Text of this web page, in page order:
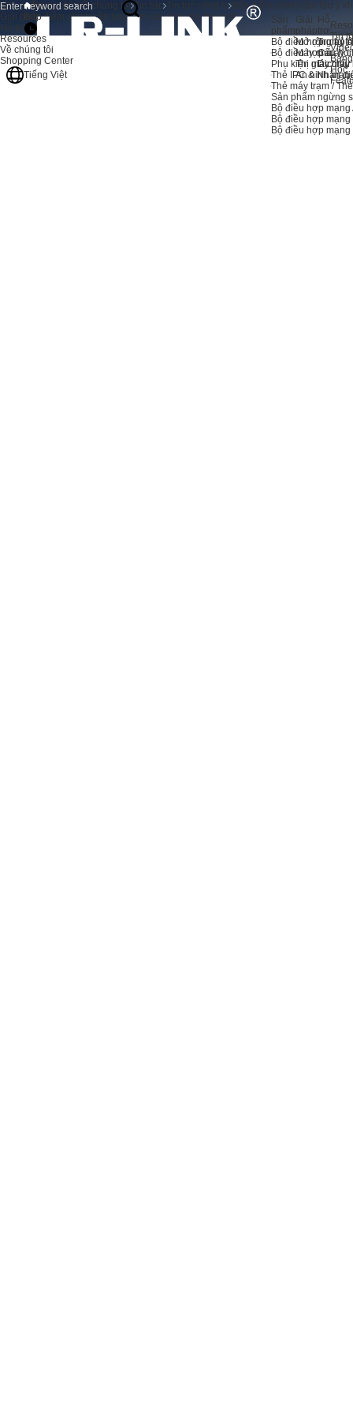
Sản
phẩm
Bộ điều hợp máy
Bộ điều hợp máy
Phụ kiện máy chủ
Thẻ IPC & Nhận
Thẻ máy trạm /
Sản phẩm ngừng
Bộ điều hợp mạng
Bộ điều hợp mạng
Bộ điều hợp
Giải
pháp
Mở rộng bộ
Máy chủ
Thị giác máy
An ninh
Hỗ
trợ
Trung
Câu
Dịch vụ
Tin
Học
Sản phẩm
Giải pháp
Hỗ trợ
Resources
Về chúng tôi
Shopping Center
Tiếng Việt
Trang chủ Về chúng tôi Tin tức Tin tức công ty
Bốn điểm chính cần lưu ý
Bốn điểm chính cần lưu ý khi lựa chọn bộ thu hình